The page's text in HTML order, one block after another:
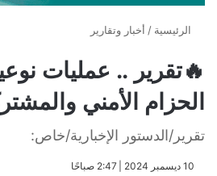
الرئيسية / أخبار وتقارير
🔥تقرير .. عمليات
الحزام الأمني
تقرير/الدستور الإخبارية/خاص:
​10 ديسمبر 2024 | 2:47 صباحًا